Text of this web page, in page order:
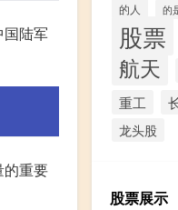
国陆军
的重要
的人 的
股票
航天
重工
龙头股
股票展示